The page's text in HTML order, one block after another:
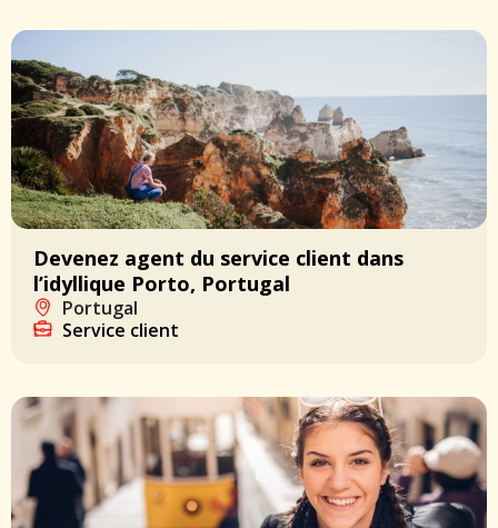
Devenez agent du service client dans
l’idyllique Porto, Portugal
Portugal
Service client